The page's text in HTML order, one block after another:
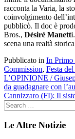
racconta la Varia, la
coinvolgimento
pubblicò. Il doc è
Bros., Désiré Manett
scena una realtà
Pubblicato in In Primo
Commission, Festa
Navigazione
articoli
L’OPINIONE /
da guadagnare con
Cannizzaro (FI): Il
Le Altre Notizie